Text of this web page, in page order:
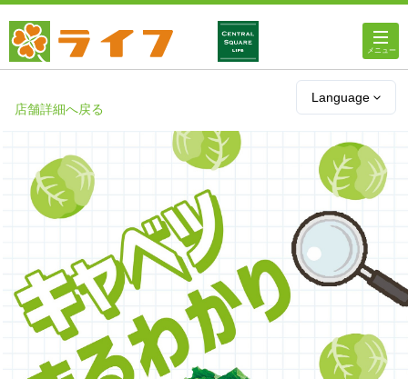
Language
店舗・チラシ情報
オンラインストア
ライフネットスーパー
企業情報
IR情報
店舗詳細へ戻る